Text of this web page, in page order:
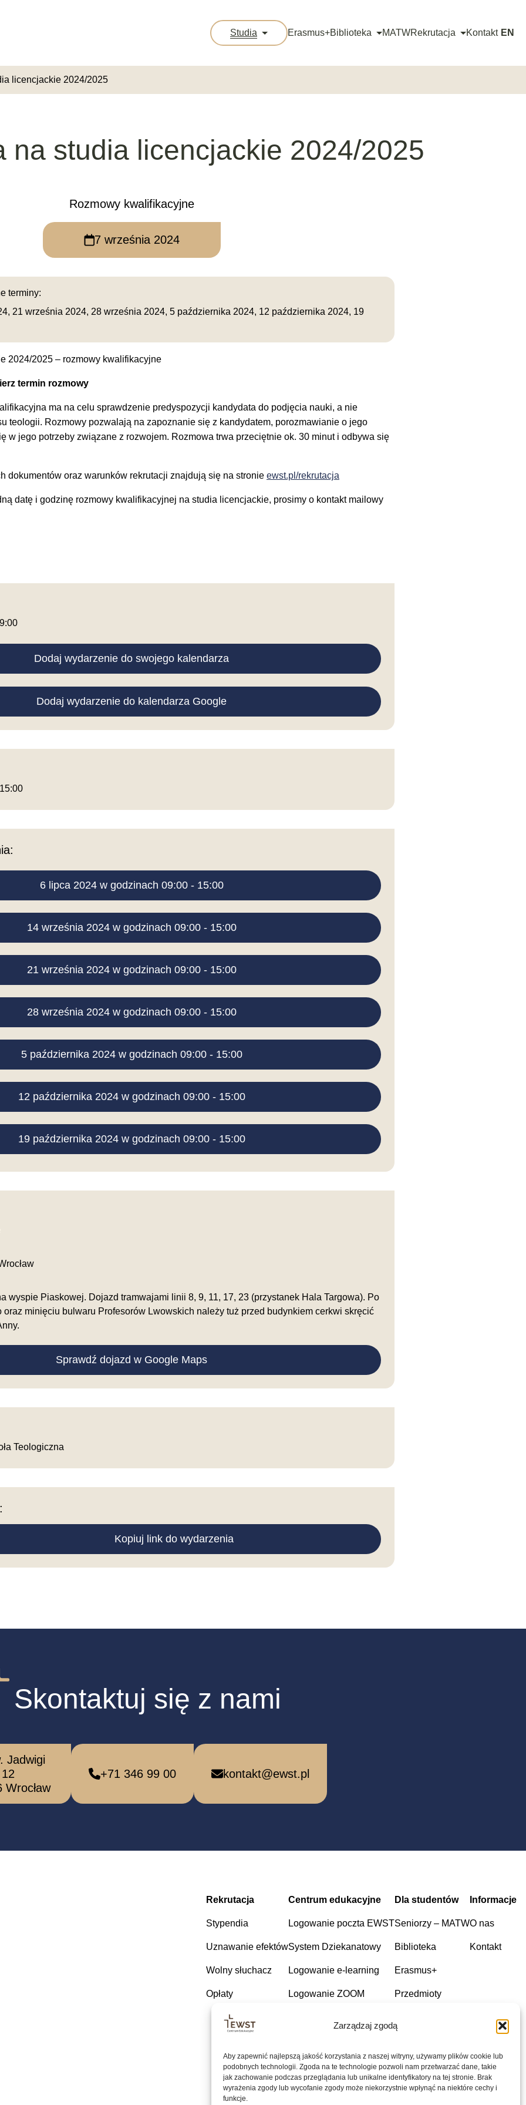
Zarządzaj zgodą
Aby zapewnić najlepszą jakość korzystania z naszej witryny, używamy plików cookie lub
podobnych technologii. Zgoda na te technologie pozwoli nam przetwarzać dane, takie
jak zachowanie podczas przeglądania lub unikalne identyfikatory na tej stronie. Brak
wyrażenia zgody lub wycofanie zgody może niekorzystnie wpłynąć na niektóre cechy i
funkcje.
Studia Erasmus+Biblioteka MATWRekrutacja Kontakt EN
licencjackie 2024/2025
na studia licencjackie 2024/2025
Rozmowy kwalifikacyjne
7 września 2024
terminy:
, 21 września 2024, 28 września 2024, 5 października 2024, 12 października 2024, 19
2024/2025 – rozmowy kwalifikacyjne
termin rozmowy
ma na celu sprawdzenie predyspozycji kandydata do podjęcia nauki, a nie
teologii. Rozmowy pozwalają na zapoznanie się z kandydatem, porozmawianie o jego
w jego potrzeby związane z rozwojem. Rozmowa trwa przeciętnie ok. 30 minut i odbywa się
dokumentów oraz warunków rekrutacji znajdują się na stronie ewst.pl/rekrutacja
datę i godzinę rozmowy kwalifikacyjnej na studia licencjackie, prosimy o kontakt mailowy
Dodaj wydarzenie do swojego kalendarza
Dodaj wydarzenie do kalendarza Google
6 lipca 2024 w godzinach 09:00 - 15:00
14 września 2024 w godzinach 09:00 - 15:00
21 września 2024 w godzinach 09:00 - 15:00
28 września 2024 w godzinach 09:00 - 15:00
5 października 2024 w godzinach 09:00 - 15:00
12 października 2024 w godzinach 09:00 - 15:00
19 października 2024 w godzinach 09:00 - 15:00
wyspie Piaskowej. Dojazd tramwajami linii 8, 9, 11, 17, 23 (przystanek Hala Targowa). Po
minięciu bulwaru Profesorów Lwowskich należy tuż przed budynkiem cerkwi skręcić
Sprawdź dojazd w Google Maps
Teologiczna
oknie
nowym oknie
Kopiuj link do wydarzenia
Skontaktuj się z nami
Jadwigi
12
Wrocław
+71 346 99 00 kontakt@ewst.pl
Rekrutacja
Stypendia
Uznawanie efektów
Wolny słuchacz
Opłaty
Centrum edukacyjne
Logowanie poczta EWST
System Dziekanatowy
Logowanie e-learning
Logowanie ZOOM
Dla studentów
Seniorzy – MATW
Biblioteka
Erasmus+
Przedmioty
Informacje
O nas
Kontakt